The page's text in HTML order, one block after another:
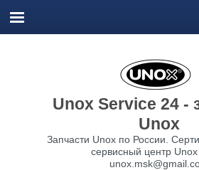
Unox Service 24 -
Unox
Запчасти Unox по России.
сервисный центр